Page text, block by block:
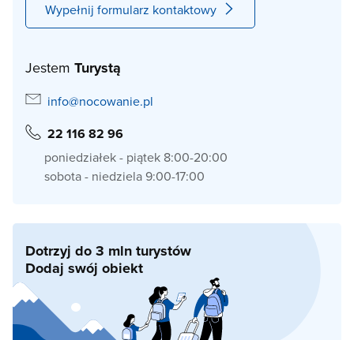
Wypełnij formularz kontaktowy
Jestem Turystą
info@nocowanie.pl
22 116 82 96
poniedziałek - piątek 8:00-20:00
sobota - niedziela 9:00-17:00
Dotrzyj do 3 mln turystów
Dodaj swój obiekt